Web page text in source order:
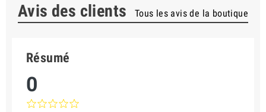
Avis des clients Tous les avis de la boutique
Résumé
0